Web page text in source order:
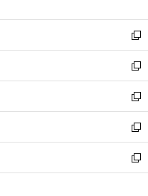
開
く
ウ
で
開
く
ン
ド
ウ
で
開
く
ウ
ィ
ン
ド
ウ
で
開
く
新
し
い
ウ
ィ
ン
ド
ウ
で
開
新
し
い
ウ
ィ
ン
ド
ウ
新
し
い
ウ
ィ
ン
新
し
い
ウ
新
し